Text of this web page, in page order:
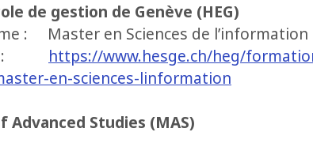
de gestion de Genève (HEG)
: Master en Sciences de l’information
: https://www.hesge.ch/heg/
en-sciences-linformation
Advanced Studies (MAS)